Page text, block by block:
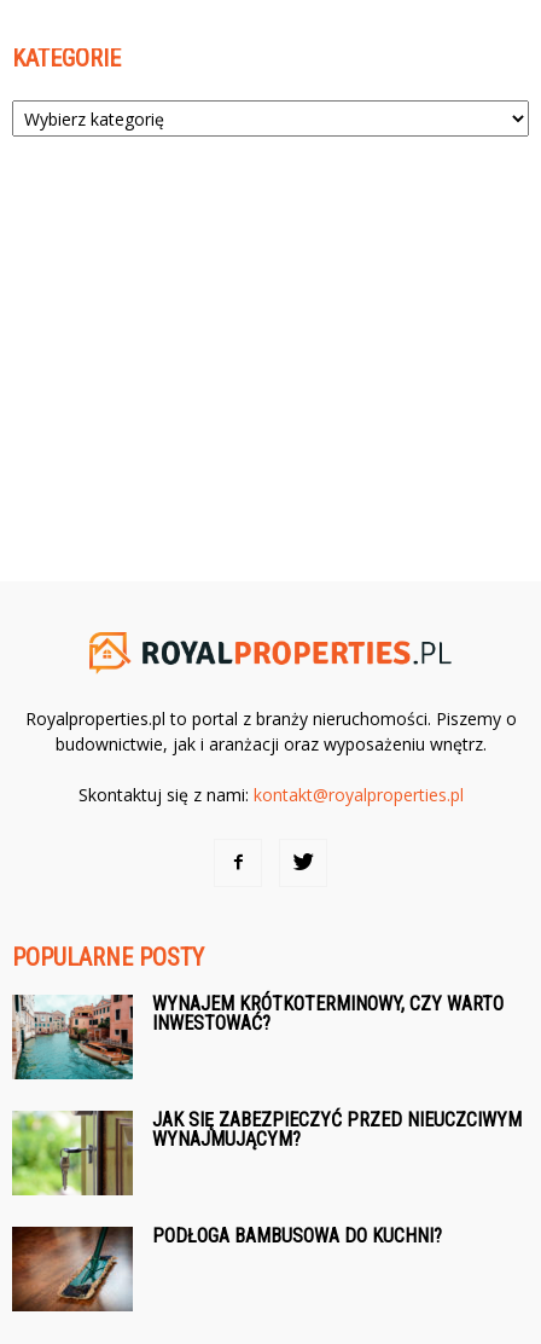
KATEGORIE
Kategorie
Royalproperties.pl to portal z branży nieruchomości. Piszemy o
budownictwie, jak i aranżacji oraz wyposażeniu wnętrz.
Skontaktuj się z nami: kontakt@royalproperties.pl
POPULARNE POSTY
WYNAJEM KRÓTKOTERMINOWY, CZY WARTO
INWESTOWAĆ?
JAK SIĘ ZABEZPIECZYĆ PRZED NIEUCZCIWYM
WYNAJMUJĄCYM?
PODŁOGA BAMBUSOWA DO KUCHNI?